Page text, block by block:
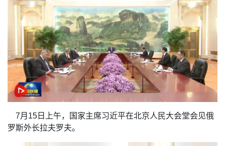
7月15日上午，国家主席习近平在北京人民大会堂会见俄
罗斯外长拉夫罗夫。